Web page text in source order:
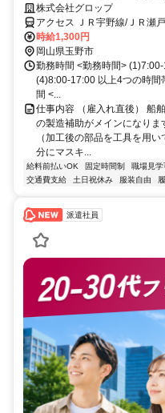
製造している工場での製造補助作
株式会社グロップ
アクセス ＪＲ宇野線/ＪＲ瀬
Ｒ瀬戸大橋線 八浜徒歩約35
徒歩約45分 常山駅から車で5分
時給1,300円
岡山県玉野市
勤務時間 <勤務時間>
(4)8:00-17:00 以上4つの時
間 <...
仕事内容 （雇入れ直後） 船
の製造補助がメインになりま
（加工後の部品を工具を用
分にマスキ...
給料前払いOK 固定時間制 職場見学
交通費支給
土日祝休み 服装自由
派遣社員